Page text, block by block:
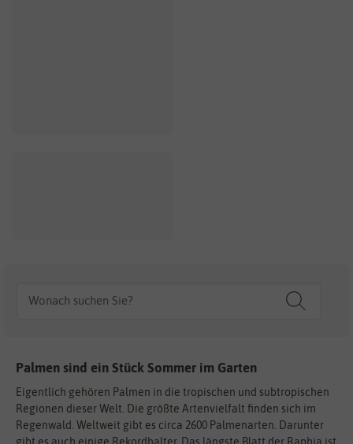
Palmen sind ein Stück Sommer im Garten
Eigentlich gehören Palmen in die tropischen und subtropischen
Regionen dieser Welt. Die größte Artenvielfalt finden sich im
Regenwald. Weltweit gibt es circa 2600 Palmenarten. Darunter